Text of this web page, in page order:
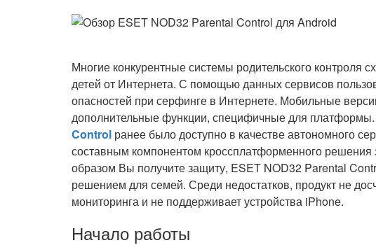
Многие конкурентные системы родительского контроля
детей от Интернета. С помощью данных сервисов
опасностей при серфинге в Интернете. Мобильные
дополнительные функции, специфичные для
Control ранее было доступно в качестве автономного
составным компонентом кроссплатформенного решения
образом Вы получите защиту, ESET NOD32 Parental
решением для семей. Среди недостатков, продукт не
мониторинга и не поддерживает устройства iPhone.
Начало работы